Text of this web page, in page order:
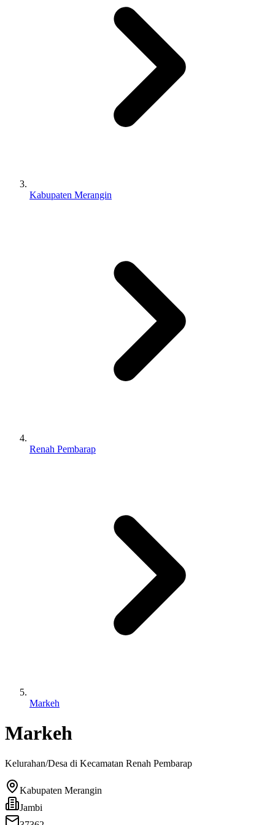
Kabupaten Merangin
Renah Pembarap
Markeh
Markeh
Kelurahan/Desa di Kecamatan Renah Pembarap
Kabupaten Merangin
Jambi